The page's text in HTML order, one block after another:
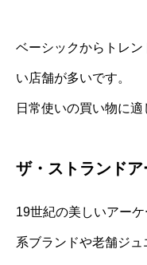
ベーシックからトレ
い店舗が多いです。
日常使いの買い物に適
ザ・ストランドア
19世紀の美しいアー
系ブランドや老舗ジ